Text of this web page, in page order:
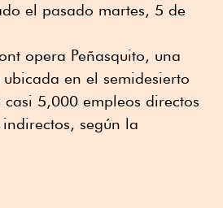
el pasado martes, 5 de
opera Peñasquito, una
en el semidesierto
5,000 empleos directos
según la